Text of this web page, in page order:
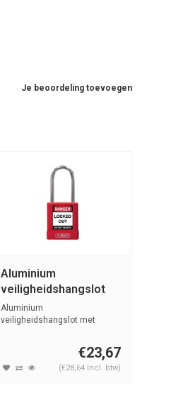
Je beoordeling toevoegen
Aluminium
veiligheidshangslot
met rode cover
74BS/40 rood
Aluminium
veiligheidshangslot met
€23,67
(€28,64 Incl. btw)